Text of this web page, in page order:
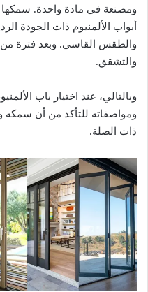
أبواب الألمنيوم ذات الجودة
والطقس القاسي. وبعد فترة
والتشقق.
وبالتالي، عند اختيار باب
ومواصفاته للتأكد من أن سمكه
ذات الصلة.